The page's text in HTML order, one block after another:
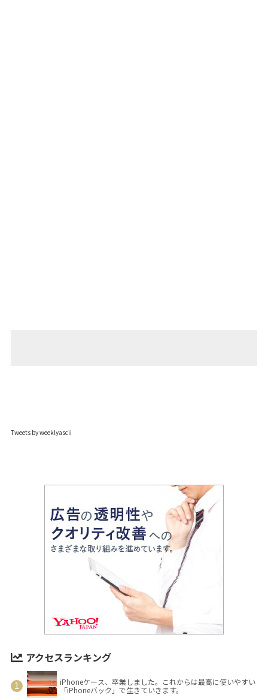
Tweets by weeklyascii
アクセスランキング
iPhoneケース、卒業しました。これからは最高に使いやすい
「iPhoneバック」で生きていきます。